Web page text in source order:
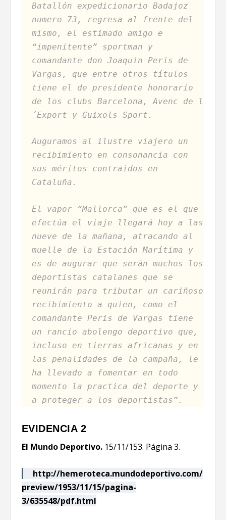
Batallón expedicionario Badajoz
numero 73, regresa al frente del
mismo, el estimado amigo e
“impenitente” sportman y
comandante don Joaquin Peris de
Vargas, que entre otros títulos
tiene el de presidente honorario
de los clubs Barcelona, Avenc de l
´Export y Guixols Sport.
Auguramos al ilustre viajero un
recibimiento en consonancia con
sus méritos contraídos en
Cataluña.
El vapor “Mallorca” que es el que
efectúa el viaje llegará hoy a las
nueve de la mañana, atracando al
muelle de la Estación Marítima y
es de augurar que serán muchos los
deportistas catalanes que se
reunirán para tributar un cariñoso
recibimiento a quien, como el
comandante Peris de Vargas tiene
un rancio abolengo deportivo que,
incluso en tierras africanas y en
las penalidades de la campaña, le
ha llevado a fomentar en todo
momento la practica del deporte y
a proteger a los deportistas”.
EVIDENCIA 2
El Mundo Deportivo.15/11/153. Página 3.
http://hemeroteca.mundodeportivo.com/
preview/1953/11/15/pagina-
3/635548/pdf.html